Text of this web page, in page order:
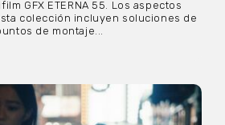
GFX ETERNA 55. Los aspectos
colección incluyen soluciones de
de montaje...